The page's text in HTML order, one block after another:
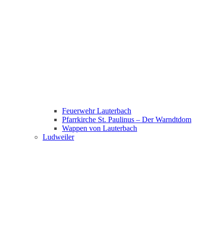
Feuerwehr Lauterbach
Pfarrkirche St. Paulinus – Der Warndtdom
Wappen von Lauterbach
Ludweiler